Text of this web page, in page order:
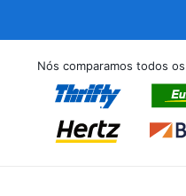
Nós comparamos todos